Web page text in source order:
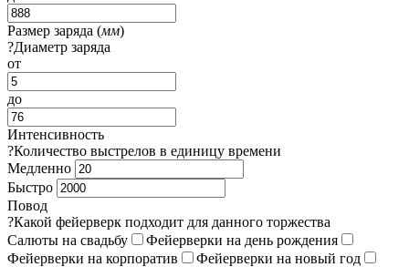
Размер заряда (мм)
?Диаметр заряда
от
до
Интенсивность
?Количество выстрелов в единицу времени
Медленно
Быстро
Повод
?Какой фейерверк подходит для данного торжества
Салюты на свадьбу
Фейерверки на день рождения
Фейерверки на корпоратив
Фейерверки на новый год